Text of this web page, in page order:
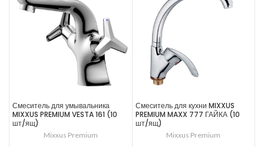
Смеситель для умывальника
MIXXUS PREMIUM VESTA 161 (10
шт/ящ)
Mixxus Premium
Смеситель для кухни MIXXUS
PREMIUM MAXX 777 ГАЙКА (10
шт/ящ)
Mixxus Premium